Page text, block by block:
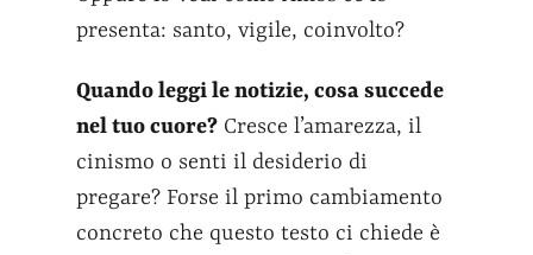
presenta: santo, vigile, coinvolto?
Quando leggi le notizie, cosa succede
nel tuo cuore? Cresce l’amarezza, il
cinismo o senti il desiderio di
pregare? Forse il primo cambiamento
concreto che questo testo ci chiede è